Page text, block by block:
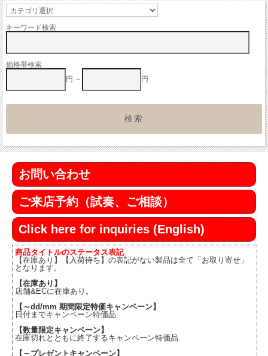
キーワード検索
価格帯検索
円 ～
円
お問い合わせ
ご来店予約（試奏、ご相談）
Click here for inquiries (English)
商品タイトルのステータス表記
【在庫あり】【入荷待ち】の表記がない製品は全て「お取り寄せ」
となります。
【在庫あり】
店舗&ECに在庫あり。
【～dd/mm 期間限定特価キャンペーン】
日付までキャンペーン特価品
【数量限定キャンペーン】
在庫切れとともに終了するキャンペーン特価品
【～プレゼントキャンペーン】